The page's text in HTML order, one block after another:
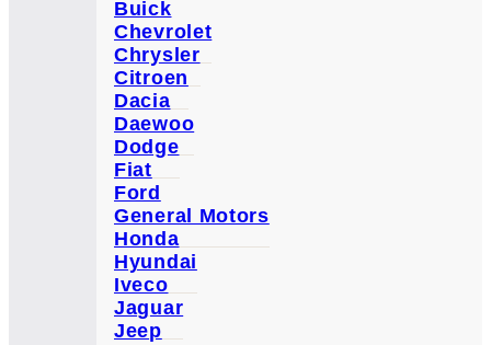
Buick
Chevrolet
Chrysler
Citroen
Dacia
Daewoo
Dodge
Fiat
Ford
General Motors
Honda
Hyundai
Iveco
Jaguar
Jeep